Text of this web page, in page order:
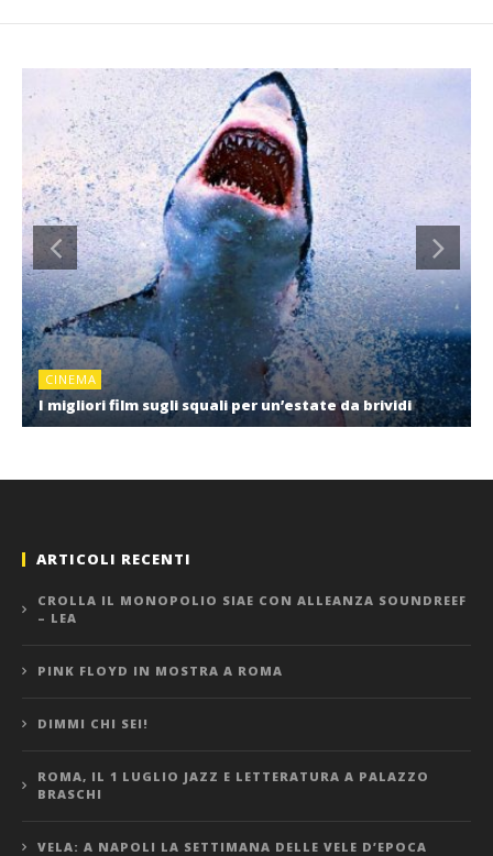
CINEMA
I migliori film sugli squali per un’estate da brividi
ARTICOLI RECENTI
CROLLA IL MONOPOLIO SIAE CON ALLEANZA SOUNDREEF
– LEA
PINK FLOYD IN MOSTRA A ROMA
DIMMI CHI SEI!
ROMA, IL 1 LUGLIO JAZZ E LETTERATURA A PALAZZO
BRASCHI
VELA: A NAPOLI LA SETTIMANA DELLE VELE D’EPOCA